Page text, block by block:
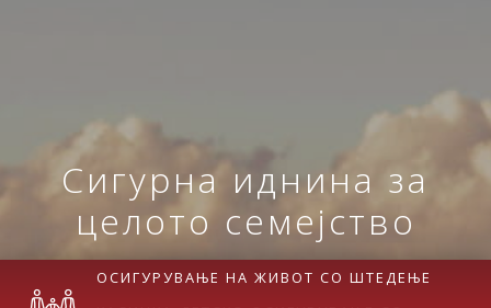
Сигурна иднина за
целото семејство
ОСИГУРУВАЊЕ НА ЖИВОТ СО ШТЕДЕЊЕ